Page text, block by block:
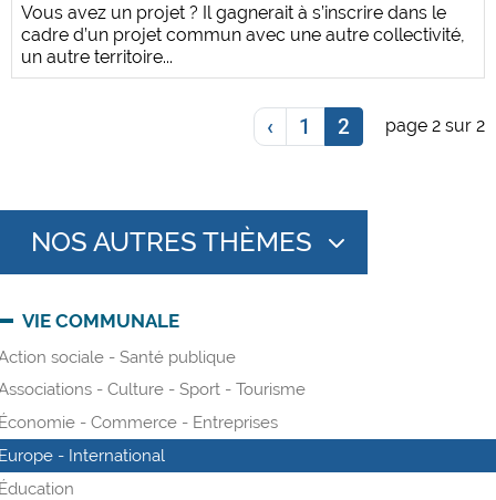
Vous avez un projet ? Il gagnerait à s’inscrire dans le
cadre d’un projet commun avec une autre collectivité,
un autre territoire...
‹ 1 2 page 2 sur 2
NOS AUTRES THÈMES
VIE COMMUNALE
sociale - Santé publique
- Culture - Sport - Tourisme
- Commerce - Entreprises
- International